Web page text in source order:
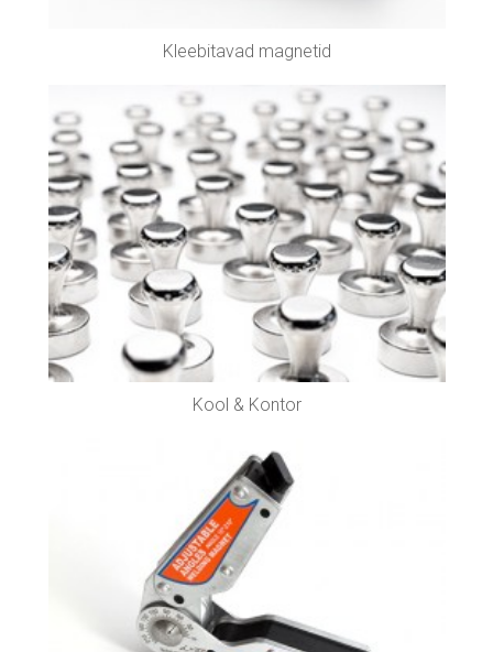
Kleebitavad magnetid
Kool & Kontor